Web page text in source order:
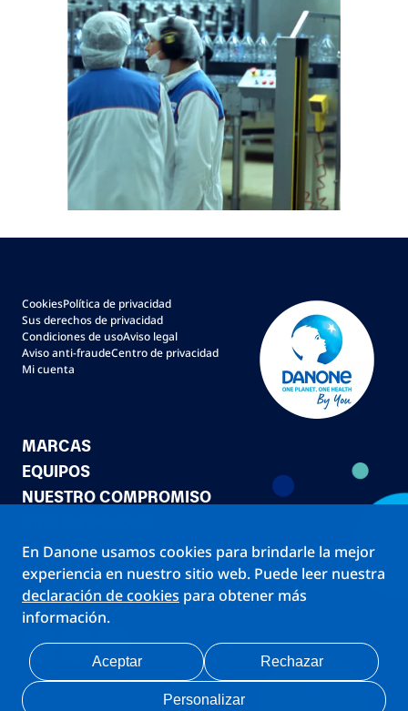
MARCAS
EQUIPOS
NUESTRO COMPROMISO
CookiesPolítica de privacidad
Sus derechos de privacidad
Condiciones de usoAviso legal
Aviso anti-fraudeCentro de privacidad
Mi cuenta
Follow us!
Danone.com
En Danone usamos cookies para brindarle la mejor
experiencia en nuestro sitio web. Puede leer nuestra
declaración de cookies para obtener más
información.
Personalizar
Rechazar
Aceptar